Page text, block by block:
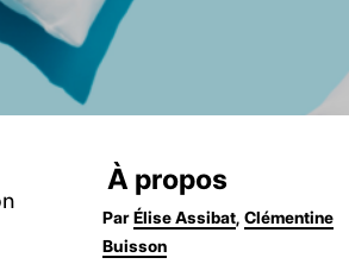
À propos
ParÉlise Assibat, Clémentine
Buisson